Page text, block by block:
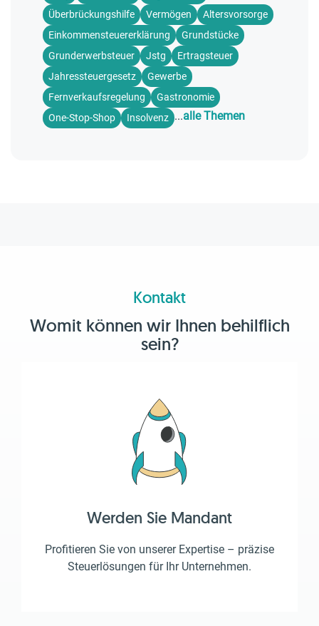
Überbrückungshilfe
Vermögen
Altersvorsorge
Einkommensteuererklärung
Grundstücke
Grunderwerbsteuer
Jstg
Ertragsteuer
Jahressteuergesetz
Gewerbe
Fernverkaufsregelung
Gastronomie
One-Stop-Shop
Insolvenz ...alle Themen
Kontakt
Womit können wir Ihnen behilflich
sein?
Werden Sie Mandant
Profitieren Sie von unserer Expertise – präzise
Steuerlösungen für Ihr Unternehmen.